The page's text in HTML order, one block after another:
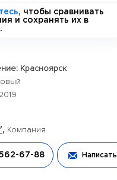
, чтобы сравнивать
и сохранять их в
Красноярск
Компания
67-88 Написать